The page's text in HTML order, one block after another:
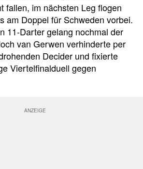
fallen, im nächsten Leg flogen
am Doppel für Schweden vorbei.
11-Darter gelang nochmal der
van Gerwen verhinderte per
Decider und fixierte
Viertelfinalduell gegen